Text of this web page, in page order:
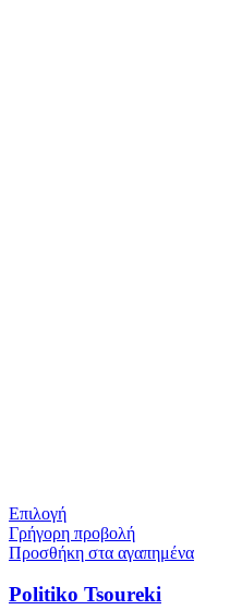
Επιλογή
Γρήγορη προβολή
Προσθήκη στα αγαπημένα
Politiko Tsoureki